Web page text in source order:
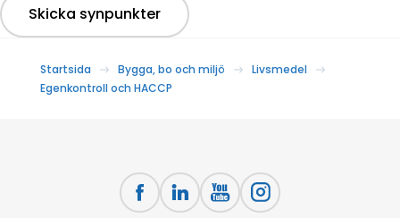
Skicka synpunkter
Startsida Bygga, bo och miljö
Livsmedel
Egenkontroll och HACCP